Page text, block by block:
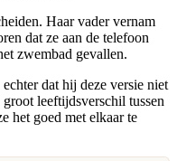
Haar vader vernam
dat ze aan de telefoon
zwembad gevallen.
dat hij deze versie niet
leeftijdsverschil tussen
het goed met elkaar te